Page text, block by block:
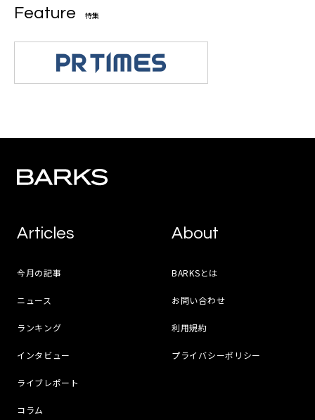
Feature 特集
Articles
今月の記事
ニュース
ランキング
インタビュー
ライブレポート
コラム
About
BARKSとは
お問い合わせ
利用規約
プライバシーポリシー